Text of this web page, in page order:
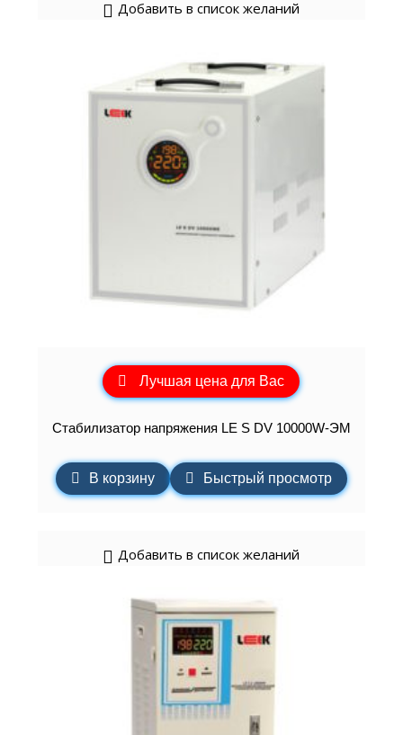
Добавить в список желаний
Лучшая цена для Вас
Стабилизатор напряжения LE S DV 10000W-ЭМ
В корзину Быстрый просмотр
Добавить в список желаний